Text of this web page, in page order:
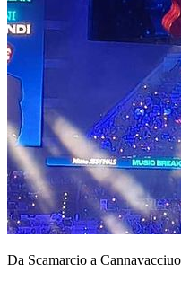
Da Scamarcio a